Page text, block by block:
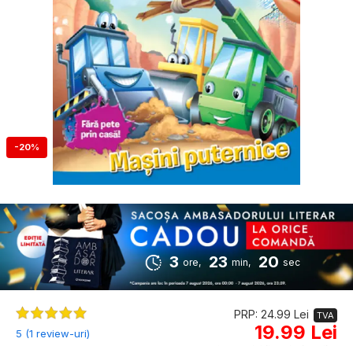
-20%
3 ore, 23 min, 19 sec
5 (1 review-uri)
PRP: 24.99 Lei TVA
19.99 Lei